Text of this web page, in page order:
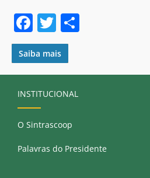
F
a
c
e
b
o
o
k
T
w
itt
er e
Saiba mais
INSTITUCIONAL
O Sintrascoop
Palavras do Presidente